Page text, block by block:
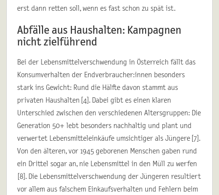
erst dann retten soll, wenn es fast schon zu spät ist.
Abfälle aus Haushalten: Kampagnen
nicht zielführend
Bei der Lebensmittelverschwendung in Österreich fällt das
Konsumverhalten der Endverbraucher:innen besonders
stark ins Gewicht: Rund die Hälfte davon stammt aus
privaten Haushalten [4]. Dabei gibt es einen klaren
Unterschied zwischen den verschiedenen Altersgruppen: Die
Generation 50+ lebt besonders nachhaltig und plant und
verwertet Lebensmitteleinkäufe umsichtiger als Jüngere [7].
Von den älteren, vor 1945 geborenen Menschen gaben rund
ein Drittel sogar an, nie Lebensmittel in den Müll zu werfen
[8]. Die Lebensmittelverschwendung der Jüngeren resultiert
vor allem aus falschem Einkaufsverhalten und Fehlern beim